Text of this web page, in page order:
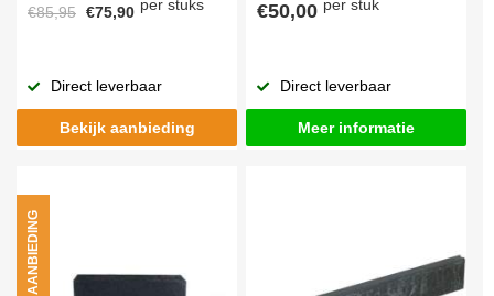
€85,95 €75,90 per stuks
Direct leverbaar
Bekijk aanbieding
€50,00 per stuk
Direct leverbaar
Meer informatie
AANBIEDING